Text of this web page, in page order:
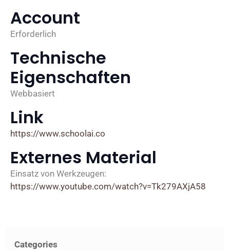
Categories
Account
Erforderlich
Technische
Eigenschaften
Webbasiert
Link
https://www.schoolai.co
Externes Material
Einsatz von Werkzeugen:
https://www.youtube.com/watch?v=Tk279AXjA58